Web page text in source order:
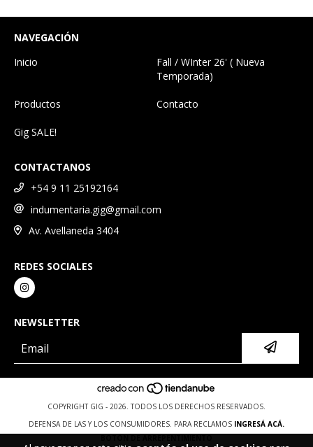
NAVEGACIÓN
Inicio
Fall / WInter 26' ( Nueva
Temporada)
Productos Contacto
Gig SALE!
CONTACTANOS
+54 9 11 25192164
indumentaria.gig@gmail.com
Av. Avellaneda 3404
REDES SOCIALES
NEWSLETTER
COPYRIGHT GIG - 2026. TODOS LOS DERECHOS RESERVADOS.
DEFENSA DE LAS Y LOS CONSUMIDORES. PARA RECLAMOS INGRESÁ ACÁ.